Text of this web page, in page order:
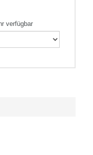
verfügbar